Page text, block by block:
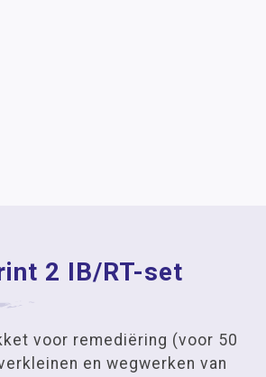
2 IB/RT-set
voor remediëring (voor 50
en wegwerken van